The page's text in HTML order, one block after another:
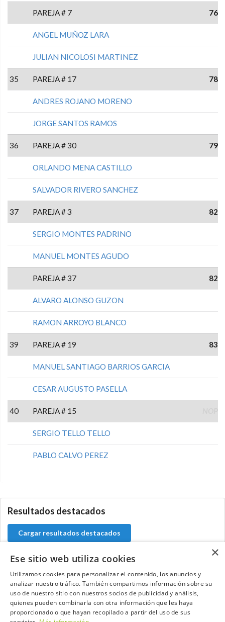
PAREJA # 7 76
ANGEL MUÑOZ LARA
JULIAN NICOLOSI MARTINEZ
35 PAREJA # 17 78
ANDRES ROJANO MORENO
JORGE SANTOS RAMOS
36 PAREJA # 30 79
ORLANDO MENA CASTILLO
SALVADOR RIVERO SANCHEZ
37 PAREJA # 3 82
SERGIO MONTES PADRINO
MANUEL MONTES AGUDO
PAREJA # 37 82
ALVARO ALONSO GUZON
RAMON ARROYO BLANCO
39 PAREJA # 19 83
MANUEL SANTIAGO BARRIOS GARCIA
CESAR AUGUSTO PASELLA
40 PAREJA # 15
SERGIO TELLO TELLO
PABLO CALVO PEREZ
Resultados destacados
Cargar resultados destacados
Contacta con el equipo de NextCaddy
Opina Contacta
×
Ese sitio web utiliza cookies
Utilizamos cookies para personalizar el contenido, los anuncios y
analizar nuestro tráfico. También compartimos información sobre su
uso de nuestro sitio con nuestros socios de publicidad y análisis,
quienes pueden combinarla con otra información que les haya
proporcionado o que hayan recopilado a partir del uso de sus